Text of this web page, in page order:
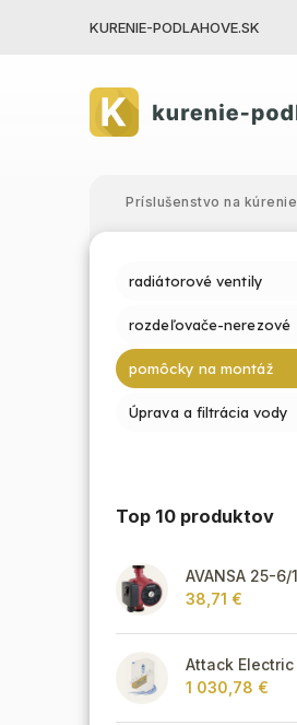
KURENIE-PODLAHOVE.SK
Príslušenstvo na kúrenie
radiátorové ventily
rozdeľovače-nerezové
pomôcky na montáž
Úprava a filtrácia vody
Top 10 produktov
38,71 €
1 030,78 €